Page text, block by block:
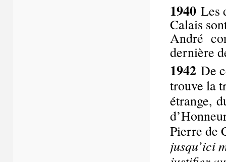
1940 Les
Calais
André
dernière
1942 De
trouve la
étrange,
Pierre de
jusqu’ici